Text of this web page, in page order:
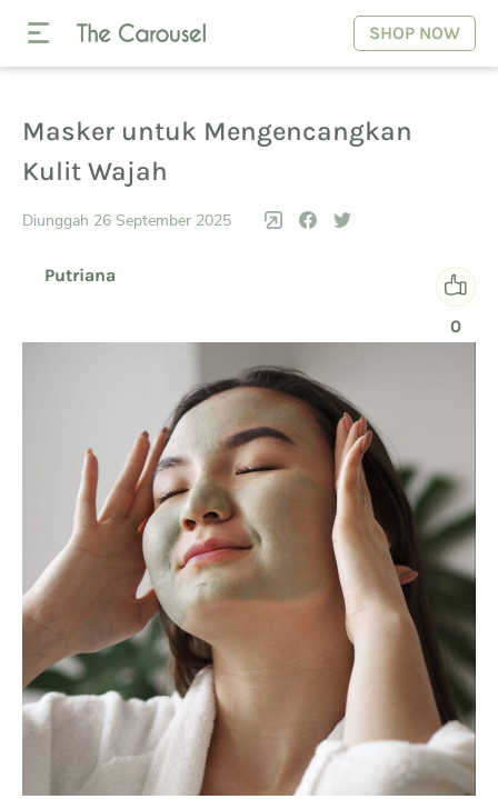
SHOP NOW
Masker untuk Mengencangkan
Kulit Wajah
Diunggah 26 September 2025
Putriana
0